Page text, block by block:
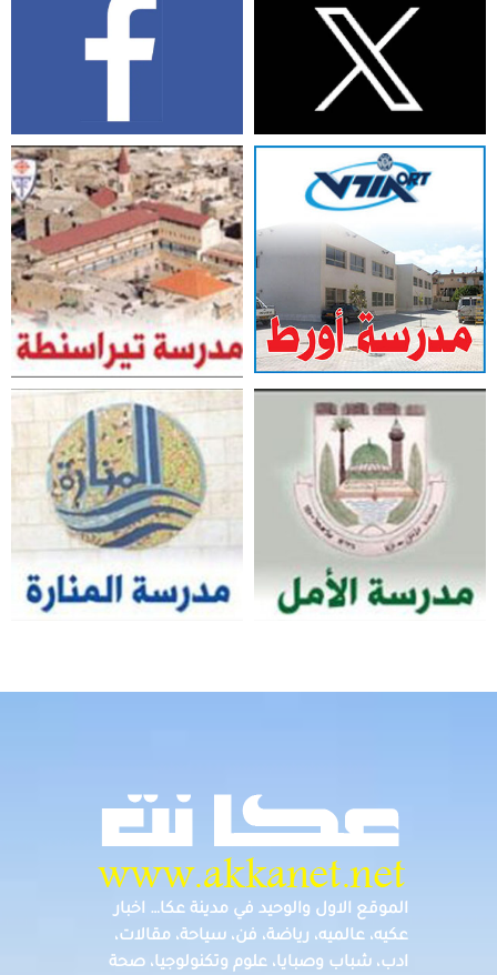
الموقع الاول والوحيد في مدينة عكا… اخبار
عكيه، عالميه، رياضة، فن، سياحة، مقالات،
ادب، شباب وصبايا، علوم وتكنولوجيا، صحة